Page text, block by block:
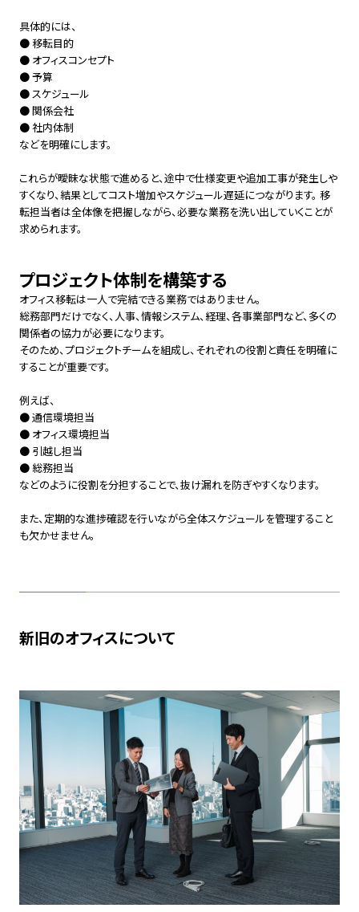
具体的には、
● 移転目的
● オフィスコンセプト
● 予算
● スケジュール
● 関係会社
● 社内体制
などを明確にします。
これらが曖昧な状態で進めると、途中で仕様変更や追加工事が発生しや
すくなり、結果としてコスト増加やスケジュール遅延につながります。 移
転担当者は全体像を把握しながら、必要な業務を洗い出していくことが
求められます。
プロジェクト体制を構築する
オフィス移転は一人で完結できる業務ではありません。
総務部門だけでなく、人事、情報システム、経理、各事業部門など、多くの
関係者の協力が必要になります。
そのため、プロジェクトチームを組成し、それぞれの役割と責任を明確に
することが重要です。
例えば、
● 通信環境担当
● オフィス環境担当
● 引越し担当
● 総務担当
などのように役割を分担することで、抜け漏れを防ぎやすくなります。
また、定期的な進捗確認を行いながら全体スケジュールを管理すること
も欠かせません。
新旧のオフィスについて